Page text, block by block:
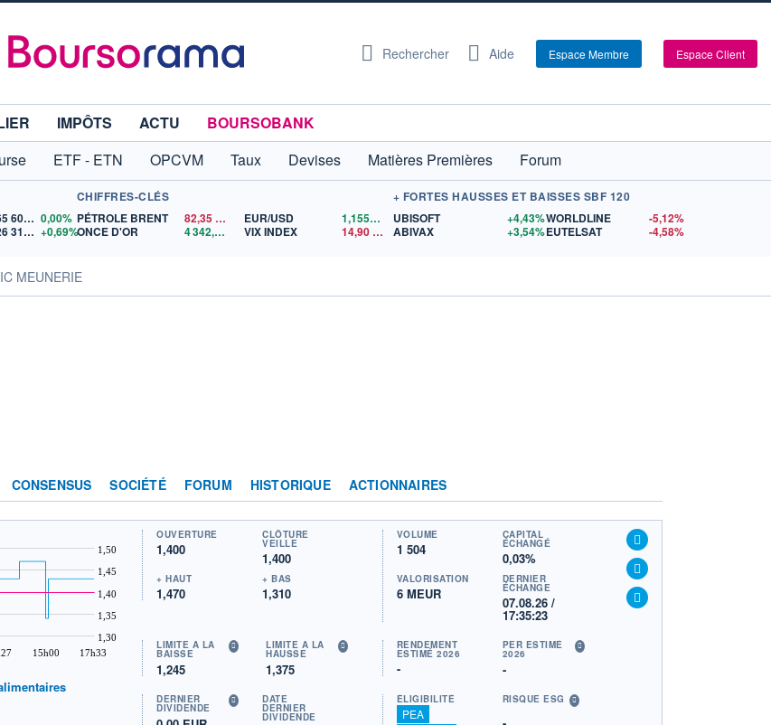
Rechercher Aide Espace Membre Espace Client
IMPÔTS ACTU
BOURSOBANK
ETF - ETN OPCVM Taux Devises Matières Premières
Forum
65 606,71 0,00%
26 319,45 +0,69%
CHIFFRES-CLÉS
PÉTROLE BRENT
82,35$US
ONCE D'OR
4 342,26 $US
EUR/USD 1,1559$US
VIX INDEX
14,90
+ FORTES HAUSSES ET BAISSES SBF 120
UBISOFT
+4,43%
ABIVAX
+3,54%
WORLDLINE
-5,12%
EUTELSAT
-4,58%
MEUNERIE
CONSENSUS SOCIÉTÉ FORUM HISTORIQUE ACTIONNAIRES
15h00 17h33
1,30
1,35
1,40
1,45
1,50
OUVERTURE
1,400
CLÔTURE
VEILLE
1,400
+ HAUT
1,470
+ BAS
1,310
VOLUME
1 504
CAPITAL
ÉCHANGÉ
0,03%
VALORISATION
6 MEUR
DERNIER
ÉCHANGE
07.08.26 /
17:35:23
LIMITE À LA
BAISSE
1,245
LIMITE À LA
HAUSSE
1,375
RENDEMENT
ESTIMÉ 2026
-
PER ESTIMÉ
2026
-
DERNIER
DIVIDENDE
DATE
DERNIER
DIVIDENDE
ÉLIGIBILITÉ
PEA
RISQUE ESG